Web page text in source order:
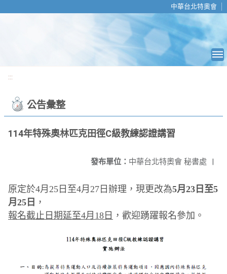
中華台北特奧會
:::
公告彙整
114年特殊奧林匹克田徑C級教練認證講習
發布單位： 中華台北特奧會 秘書處 |
原定於4月25日至4月27日辦理，現更改為5月23日至5
月25日 ，
報名截止日期延至4月18日 ，歡迎踴躍報名參加。